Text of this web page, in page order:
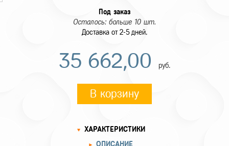
Под заказ
Осталось: больше 10 шт.
Доставка от 2-5 дней.
35 662,00 руб.
В корзину